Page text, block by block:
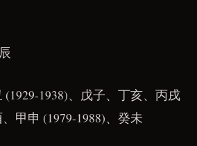
(1929-1938)、戊子、丁亥、丙戌
甲申 (1979-1988)、癸未